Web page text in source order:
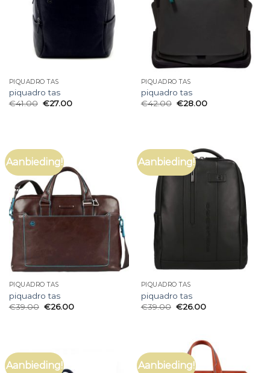
PIQUADRO TAS
piquadro tas
€41.00 €27.00
PIQUADRO TAS
piquadro tas
€42.00 €28.00
Aanbieding!
PIQUADRO TAS
piquadro tas
€39.00 €26.00
Aanbieding!
PIQUADRO TAS
piquadro tas
€39.00 €26.00
Aanbieding! Aanbieding!